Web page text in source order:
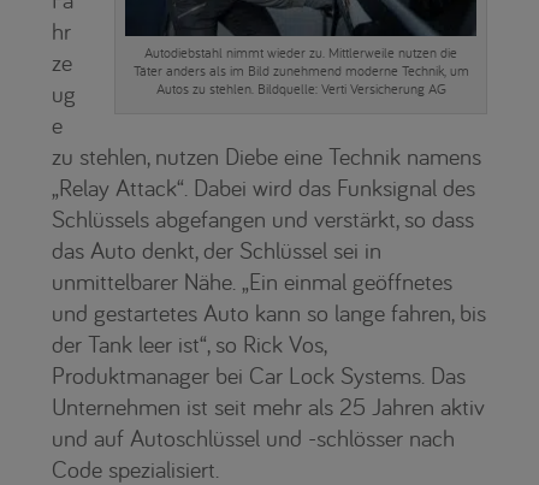
Autodiebstahl nimmt wieder zu. Mittlerweile nutzen die
Täter anders als im Bild zunehmend moderne Technik, um
Autos zu stehlen. Bildquelle: Verti Versicherung AG
hr
ze
ug
e
zu stehlen, nutzen Diebe eine Technik namens
„Relay Attack“. Dabei wird das Funksignal des
Schlüssels abgefangen und verstärkt, so dass
das Auto denkt, der Schlüssel sei in
unmittelbarer Nähe. „Ein einmal geöffnetes
und gestartetes Auto kann so lange fahren, bis
der Tank leer ist“, so Rick Vos,
Produktmanager bei Car Lock Systems. Das
Unternehmen ist seit mehr als 25 Jahren aktiv
und auf Autoschlüssel und -schlösser nach
Code spezialisiert.